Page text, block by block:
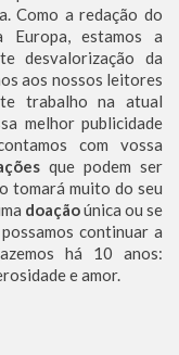
Como a redação do
Europa, estamos a
desvalorização da
aos nossos leitores
trabalho na atual
melhor publicidade
com vossa
que podem ser
tomará muito do seu
doaçãoúnica ou se
continuar a
há 10 anos:
e amor.